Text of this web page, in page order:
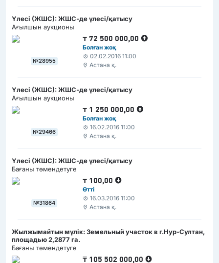
Үлесі (ЖШС): ЖШС-де үлесі/қатысу
Ағылшын аукционы
№28955
₸72 500 000,00
Болған жоқ
02.02.2016 11:00
Астана қ.
Үлесі (ЖШС): ЖШС-де үлесі/қатысу
Ағылшын аукционы
№29466
₸ 1 250 000,00
Болған жоқ
16.02.2016 11:00
Астана қ.
Үлесі (ЖШС): ЖШС-де үлесі/қатысу
Бағаны төмендетуге
№31864
₸ 100,00
Өтті
16.03.2016 11:00
Астана қ.
Жылжымайтын мүлік: Земельный участок в г.Нур-Султан,
площадью 2,2877 га.
Бағаны төмендетуге
₸ 105 502 000,00